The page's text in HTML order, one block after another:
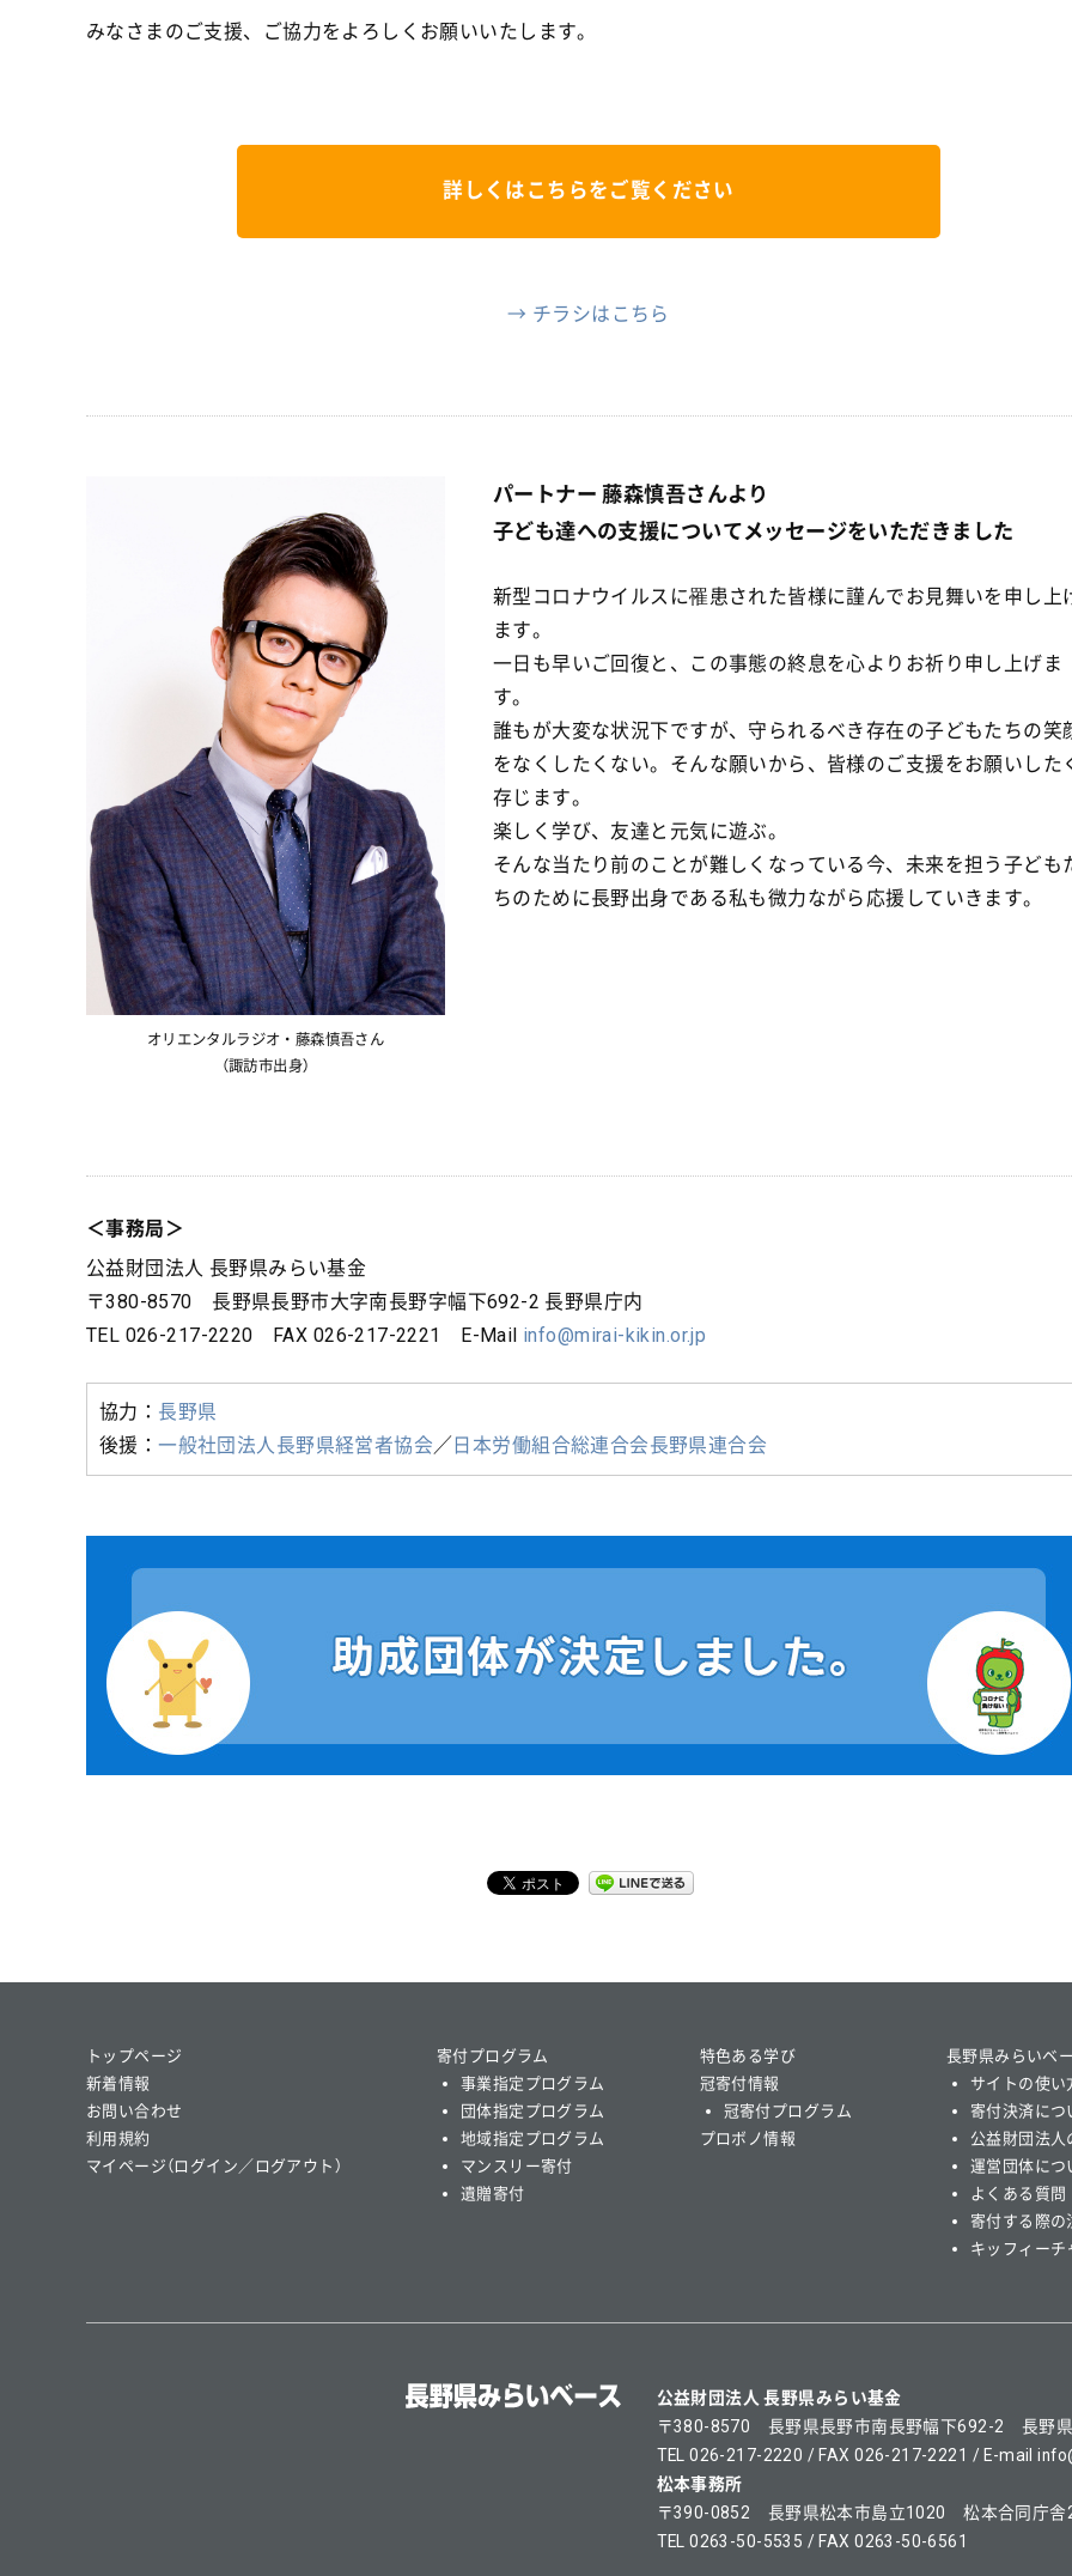
みなさまのご支援、ご協力をよろしくお願いいたします。
詳しくはこちらをご覧ください
→ チラシはこちら
オリエンタルラジオ・藤森慎吾さん
（諏訪市出身）
パートナー 藤森慎吾さんより
子ども達への支援についてメッセージをいただきました
新型コロナウイルスに罹患された皆様に謹んでお見舞いを申し上
ます。
一日も早いご回復と、この事態の終息を心よりお祈り申し上げま
す。
誰もが大変な状況下ですが、守られるべき存在の子どもたちの笑
をなくしたくない。そんな願いから、皆様のご支援をお願いした
存じます。
楽しく学び、友達と元気に遊ぶ。
そんな当たり前のことが難しくなっている今、未来を担う子ども
ちのために長野出身である私も微力ながら応援していきます。
＜事務局＞
公益財団法人 長野県みらい基金
〒380-8570 長野県長野市大字南長野字幅下692-2 長野県庁内
TEL 026-217-2220 FAX 026-217-2221 E-Mail info@mirai-kikin.or.jp
協力： 長野県
後援：一般社団法人長野県経営者協会／ 日本労働組合総連合会長野県連合会
トップページ
新着情報
お問い合わせ
利用規約
マイページ（ログイン／ログアウト）
寄付プログラム
事業指定プログラム
団体指定プログラム
地域指定プログラム
マンスリー寄付
遺贈寄付
特色ある学び
冠寄付情報
冠寄付プログラム
プロボノ情報
長野県みらいベ
サイトの使い
寄付決済につ
公益財団法人
運営団体につ
よくある質問
寄付する際の
キッフィーチ
公益財団法人 長野県みらい基金
〒380-8570 長野県長野市南長野幅下692-2 長野
TEL 026-217-2220 / FAX 026-217-2221 / E-mail
松本事務所
〒390-0852 長野県松本市島立1020 松本合同庁舎
TEL 0263-50-5535 / FAX 0263-50-6561